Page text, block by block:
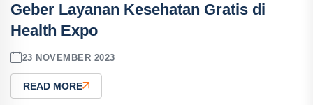
Geber Layanan Kesehatan Gratis di
Health Expo
23 NOVEMBER 2023
READ MORE